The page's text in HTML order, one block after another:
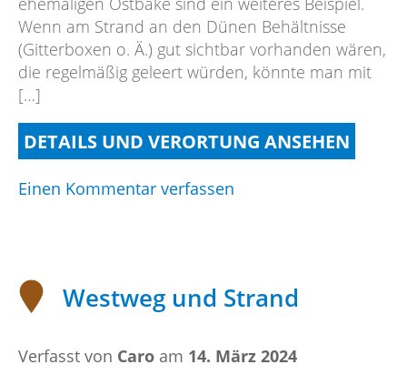
Wenn am Strand an den Dünen Behältnisse
(Gitterboxen o. Ä.) gut sichtbar vorhanden wären,
die regelmäßig geleert würden, könnte man mit
[…]
DETAILS UND VERORTUNG ANSEHEN
Einen Kommentar verfassen
Westweg und Strand
Verfasst von Caro am 14. März 2024